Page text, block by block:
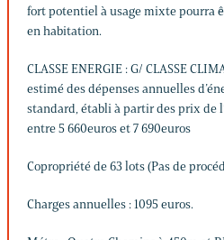
fort potentiel à usage mixte pourra
en habitation.
CLASSE ENERGIE : G/ CLASSE
estimé des dépenses annuelles
standard, établi à partir des prix de
entre 5 660euros et 7 690euros
Copropriété de 63 lots (Pas de
Charges annuelles : 1095 euros.